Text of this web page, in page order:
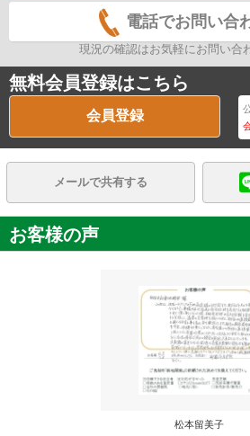
電話でお問い合
現況の確認はお気軽にお問い合
無料会員登録はこちら
会員登録
メールで共有する
お客様の声
松本留美子